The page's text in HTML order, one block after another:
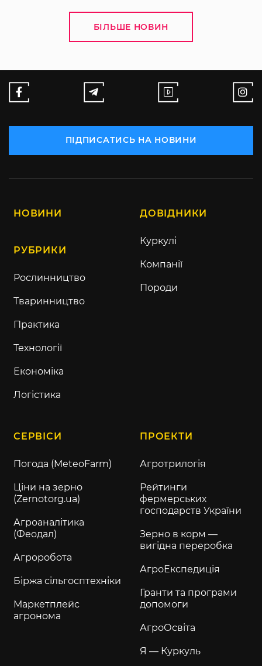
БІЛЬШЕ НОВИН
ПІДПИСАТИСЬ НА НОВИНИ
НОВИНИ
РУБРИКИ
Рослинництво
Тваринництво
Практика
Технології
Економіка
Логістика
ДОВІДНИКИ
Куркулі
Компанії
Породи
СЕРВІСИ
Погода (MeteoFarm)
Ціни на зерно
(Zernotorg.ua)
Агроаналітика
(Феодал)
Агроробота
Біржа сільгосптехніки
Маркетплейс
агронома
ПРОЕКТИ
Агротрилогія
Рейтинги
фермерських
господарств України
Зерно в корм —
вигідна переробка
АгроЕкспедиція
Гранти та програми
допомоги
АгроОсвіта
Я — Куркуль